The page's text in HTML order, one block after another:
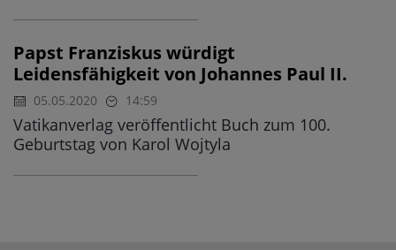
Papst Franziskus würdigt
Leidensfähigkeit von Johannes Paul II.
05.05.2020 14:59
Vatikanverlag veröffentlicht Buch zum 100.
Geburtstag von Karol Wojtyla